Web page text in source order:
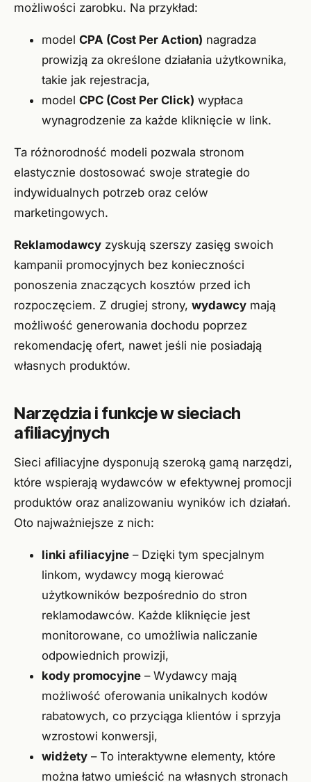
możliwości zarobku. Na przykład:
model CPA (Cost Per Action) nagradza
prowizją za określone działania użytkownika,
takie jak rejestracja,
model CPC (Cost Per Click) wypłaca
wynagrodzenie za każde kliknięcie w link.
Ta różnorodność modeli pozwala stronom
elastycznie dostosować swoje strategie do
indywidualnych potrzeb oraz celów
marketingowych.
Reklamodawcy zyskują szerszy zasięg swoich
kampanii promocyjnych bez konieczności
ponoszenia znaczących kosztów przed ich
rozpoczęciem. Z drugiej strony, wydawcy mają
możliwość generowania dochodu poprzez
rekomendację ofert, nawet jeśli nie posiadają
własnych produktów.
Narzędzia i funkcje w sieciach
afiliacyjnych
Sieci afiliacyjne dysponują szeroką gamą narzędzi,
które wspierają wydawców w efektywnej promocji
produktów oraz analizowaniu wyników ich działań.
Oto najważniejsze z nich:
linki afiliacyjne – Dzięki tym specjalnym
linkom, wydawcy mogą kierować
użytkowników bezpośrednio do stron
reklamodawców. Każde kliknięcie jest
monitorowane, co umożliwia naliczanie
odpowiednich prowizji,
kody promocyjne – Wydawcy mają
możliwość oferowania unikalnych kodów
rabatowych, co przyciąga klientów i sprzyja
wzrostowi konwersji,
widżety – To interaktywne elementy, które
można łatwo umieścić na własnych stronach